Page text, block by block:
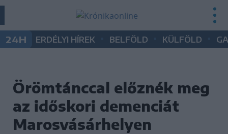
24H ERDÉLYI HÍREK BELFÖLD KÜLFÖLD
Örömtánccal előznék meg
az időskori demenciát
Marosvásárhelyen